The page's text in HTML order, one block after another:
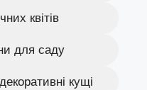
квітів
для саду
кущі